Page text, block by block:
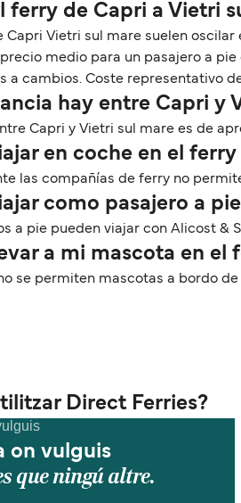
ferry de Capri a Vietri
Capri Vietri sul mare suelen
medio para un pasajero a pie
a cambios. Coste representativo
hay entre Capri y
Capri y Vietri sul mare es de
en coche en el
las compañías de ferry no
como pasajero a
a pie pueden viajar con Alicost &
a mi mascota en el
se permiten mascotas a bordo
Direct Ferries?
on vulguis
que ningú altre.